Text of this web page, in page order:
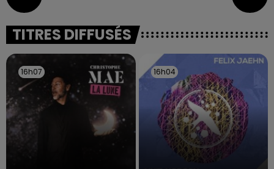
TITRES DIFFUSÉS
16h07
16h07 16h04
16h04